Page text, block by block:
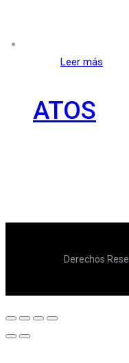
Leer más
ATOS
Derechos